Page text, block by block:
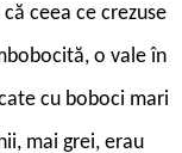
ceea ce crezuse
o vale în
cu boboci mari
mai grei, erau